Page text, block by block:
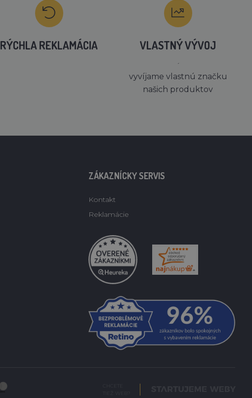
RÝCHLA REKLAMÁCIA VLASTNÝ VÝVOJ
´
vyvíjame vlastnú značku
našich produktov
ZÁKAZNÍCKY SERVIS
Kontakt
Reklamácie